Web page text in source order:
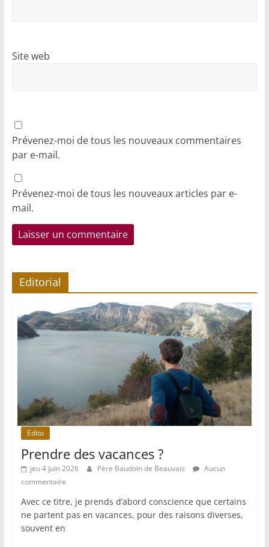
Site web
Prévenez-moi de tous les nouveaux commentaires
par e-mail.
Prévenez-moi de tous les nouveaux articles par e-
mail.
Editorial
Edito
Prendre des vacances ?
jeu 4 juin 2026 Père Baudoin de Beauvais
Aucun
commentaire
Avec ce titre, je prends d’abord conscience que certains
ne partent pas en vacances, pour des raisons diverses,
souvent en